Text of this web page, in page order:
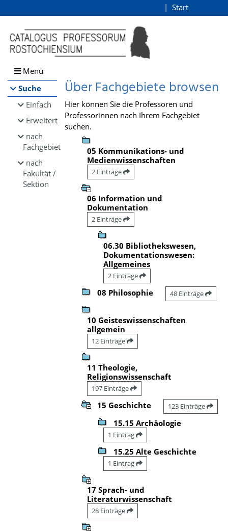
Browsen
direkt zum Inhalt
Start
Menü
Suche
Einfach
Erweitert
nach
Fachgebiet
nach
Fakultät /
Sektion
Über Fachgebiete browsen
Hier können Sie die Professoren und
Professorinnen nach Ihrem Fachgebiet
suchen.
05 Kommunikations- und
Medienwissenschaften
2 Einträge
06 Information und
Dokumentation
2 Einträge
06.30 Bibliothekswesen,
Dokumentationswesen:
Allgemeines
2 Einträge
08 Philosophie 48 Einträge
10 Geisteswissenschaften
allgemein
12 Einträge
11 Theologie,
Religionswissenschaft
197 Einträge
15 Geschichte 123 Einträge
15.15 Archäologie
1 Eintrag
15.25 Alte Geschichte
1 Eintrag
17 Sprach- und
Literaturwissenschaft
28 Einträge